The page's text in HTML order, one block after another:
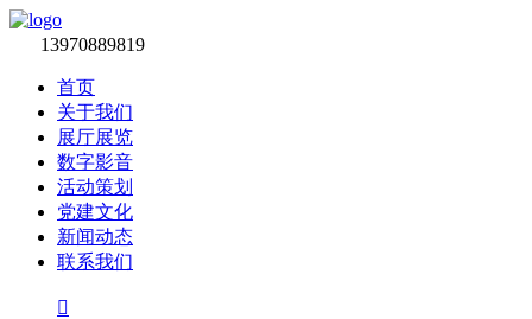
13970889819
首页
关于我们
展厅展览
数字影音
活动策划
党建文化
新闻动态
联系我们
